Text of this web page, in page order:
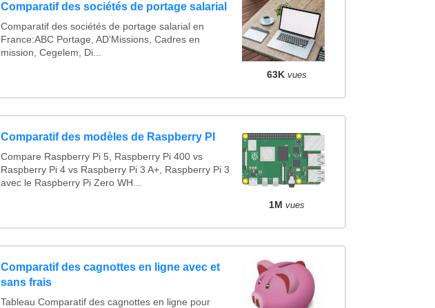
Comparatif des sociétés de portage salarial
Comparatif des sociétés de portage salarial en
France:ABC Portage, AD’Missions, Cadres en
mission, Cegelem, Di...
63K vues
Comparatif des modèles de Raspberry PI
Compare Raspberry Pi 5, Raspberry Pi 400 vs
Raspberry Pi 4 vs Raspberry Pi 3 A+, Raspberry Pi 3
avec le Raspberry Pi Zero WH...
1M vues
Comparatif des cagnottes en ligne avec et
sans frais
Tableau Comparatif des cagnottes en ligne pour